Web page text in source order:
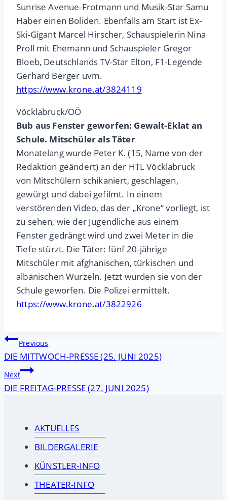
Sunrise Avenue-Frotmann und Musik-Star Samu
Haber einen Boliden. Ebenfalls am Start ist Ex-
Ski-Gigant Marcel Hirscher, Schauspielerin Nina
Proll mit Ehemann und Schauspieler Gregor
Bloeb, Deutschlands TV-Star Elton, F1-Legende
Gerhard Berger uvm.
https://www.krone.at/3824119
Vöcklabruck/OÖ
Bub aus Fenster geworfen: Gewalt-Eklat an
Schule. Mitschüler als Täter
Monatelang wurde Peter K. (15, Name von der
Redaktion geändert) an der HTL Vöcklabruck
von Mitschülern schikaniert, geschlagen,
gewürgt und dabei gefilmt. In einem
verstörenden Video, das der „Krone“ vorliegt, ist
zu sehen, wie der Jugendliche aus einem
Fenster gedrängt wird und zwei Meter in die
Tiefe stürzt. Die Täter: fünf 20-jährige
Mitschüler mit afghanischen, türkischen und
albanischen Wurzeln. Jetzt wurden sie von der
Schule geworfen. Die Polizei ermittelt.
https://www.krone.at/3822926
Beitragsnavigation
Previous
DIE MITTWOCH-PRESSE (25. JUNI 2025)
Next
DIE FREITAG-PRESSE (27. JUNI 2025)
AKTUELLES
BILDERGALERIE
KÜNSTLER-INFO
THEATER-INFO